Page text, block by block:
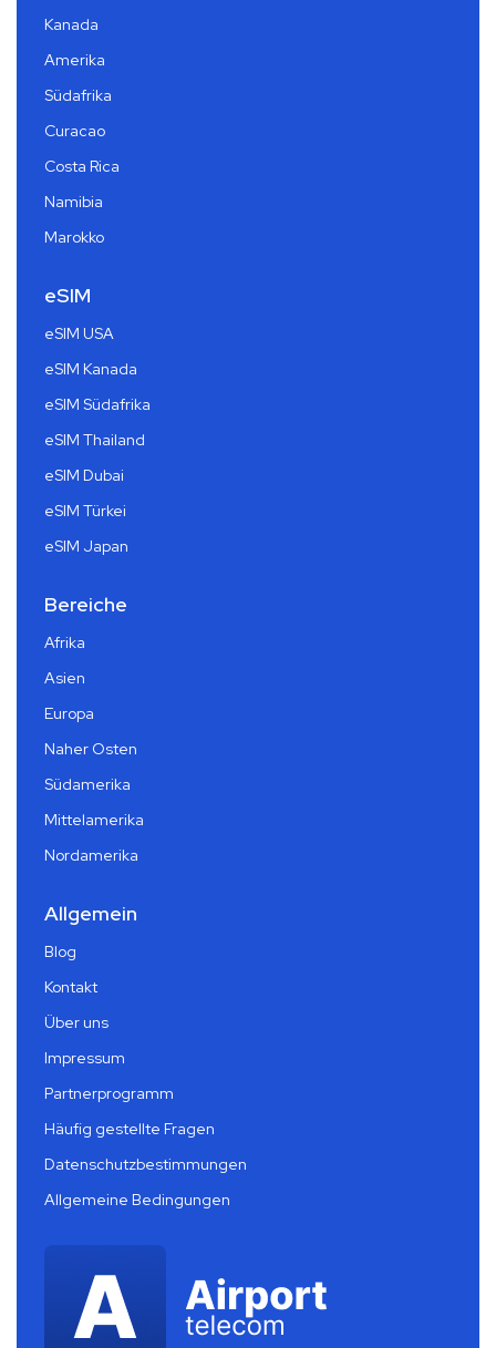
Kanada
Amerika
Südafrika
Curacao
Costa Rica
Namibia
Marokko
eSIM
eSIM USA
eSIM Kanada
eSIM Südafrika
eSIM Thailand
eSIM Dubai
eSIM Türkei
eSIM Japan
Bereiche
Afrika
Asien
Europa
Naher Osten
Südamerika
Mittelamerika
Nordamerika
Allgemein
Blog
Kontakt
Über uns
Impressum
Partnerprogramm
Häufig gestellte Fragen
Datenschutzbestimmungen
Allgemeine Bedingungen